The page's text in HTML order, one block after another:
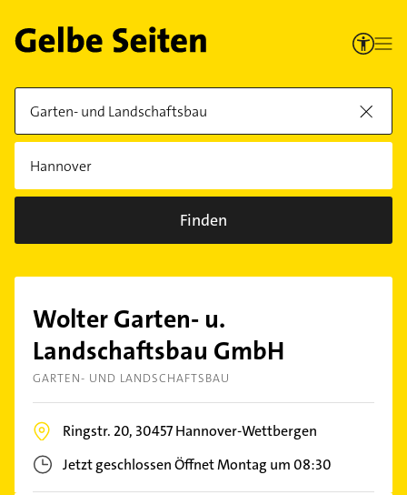
Finden
Wolter Garten- u.
Landschaftsbau GmbH
GARTEN- UND LANDSCHAFTSBAU
Ringstr. 20, 30457Hannover-Wettbergen
Jetzt geschlossenÖffnet Montag um 08:30